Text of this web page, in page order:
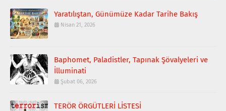
Yaratılıştan, Günümüze Kadar Tarihe Bakış
Nisan 21, 2026
Baphomet, Paladistler, Tapınak Şövalyeleri ve
İlluminati
Şubat 06, 2026
TERÖR ÖRGÜTLERİ LİSTESİ